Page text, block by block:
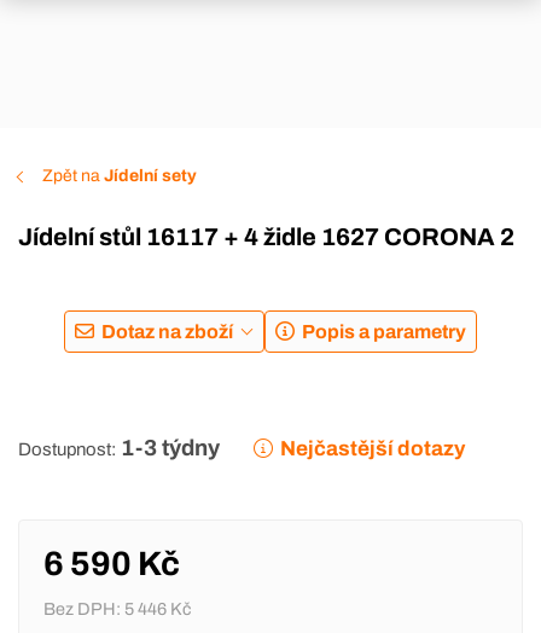
Zpět na Jídelní sety
Jídelní stůl 16117 + 4 židle 1627 CORONA 2
Dotaz na zboží Popis a parametry
Dostupnost: 1-3 týdny Nejčastější dotazy
6 590 Kč
Bez DPH: 5 446 Kč